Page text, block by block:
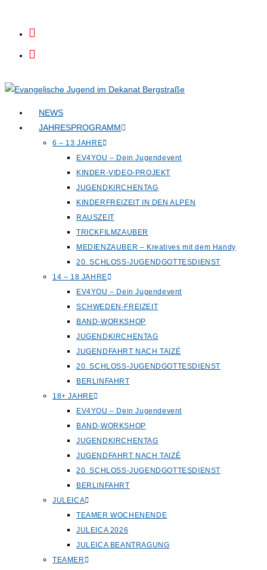
NEWS
JAHRESPROGRAMM
6 – 13 JAHRE
EV4YOU – Dein Jugendevent
KINDER-VIDEO-PROJEKT
JUGENDKIRCHENTAG
KINDERFREIZEIT IN DEN ALPEN
RAUSZEIT
TRICKFILMZAUBER
MEDIENZAUBER – Kreatives mit dem Handy
20. SCHLOSS-JUGENDGOTTESDIENST
14 – 18 JAHRE
EV4YOU – Dein Jugendevent
SCHWEDEN-FREIZEIT
BAND-WORKSHOP
JUGENDKIRCHENTAG
JUGENDFAHRT NACH TAIZÉ
20. SCHLOSS-JUGENDGOTTESDIENST
BERLINFAHRT
18+ JAHRE
EV4YOU – Dein Jugendevent
BAND-WORKSHOP
JUGENDKIRCHENTAG
JUGENDFAHRT NACH TAIZÉ
20. SCHLOSS-JUGENDGOTTESDIENST
BERLINFAHRT
JULEICA
TEAMER WOCHENENDE
JULEICA 2026
JULEICA BEANTRAGUNG
TEAMER